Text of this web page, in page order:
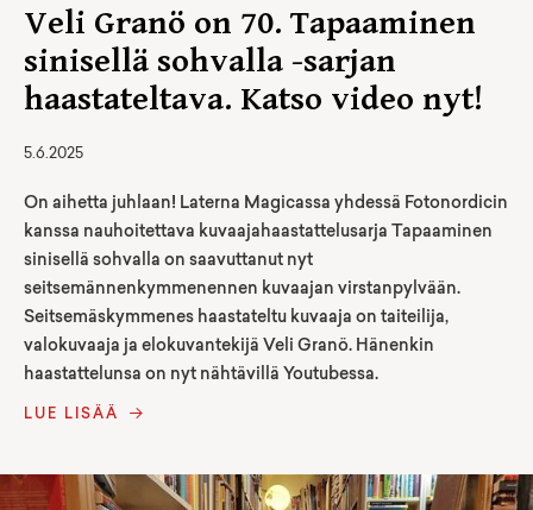
Veli Granö on 70. Tapaaminen
sinisellä sohvalla -sarjan
haastateltava. Katso video nyt!
5.6.2025
On aihetta juhlaan! Laterna Magicassa yhdessä Fotonordicin
kanssa nauhoitettava kuvaajahaastattelusarja Tapaaminen
sinisellä sohvalla on saavuttanut nyt
seitsemännenkymmenennen kuvaajan virstanpylvään.
Seitsemäskymmenes haastateltu kuvaaja on taiteilija,
valokuvaaja ja elokuvantekijä Veli Granö. Hänenkin
haastattelunsa on nyt nähtävillä Youtubessa.
LUE LISÄÄ